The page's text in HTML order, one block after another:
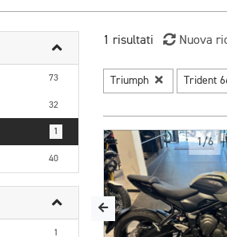
73
32
1
40
1
1 risultati Nuova
Triumph Trident
1/6